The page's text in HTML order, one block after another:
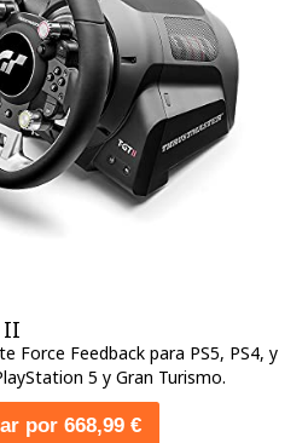
II
Force Feedback para PS5, PS4, y
5 y Gran Turismo.
por 668,99 €